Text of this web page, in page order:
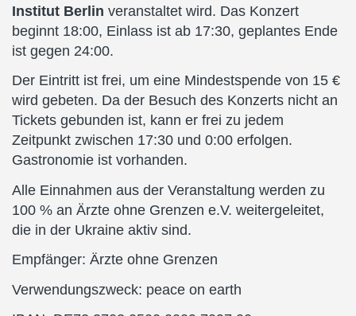
Institut Berlin veranstaltet wird. Das Konzert
beginnt 18:00, Einlass ist ab 17:30, geplantes Ende
ist gegen 24:00.
Der Eintritt ist frei, um eine Mindestspende von 15 €
wird gebeten. Da der Besuch des Konzerts nicht an
Tickets gebunden ist, kann er frei zu jedem
Zeitpunkt zwischen 17:30 und 0:00 erfolgen.
Gastronomie ist vorhanden.
Alle Einnahmen aus der Veranstaltung werden zu
100 % an Ärzte ohne Grenzen e.V. weitergeleitet,
die in der Ukraine aktiv sind.
Empfänger: Ärzte ohne Grenzen
Verwendungszweck: peace on earth